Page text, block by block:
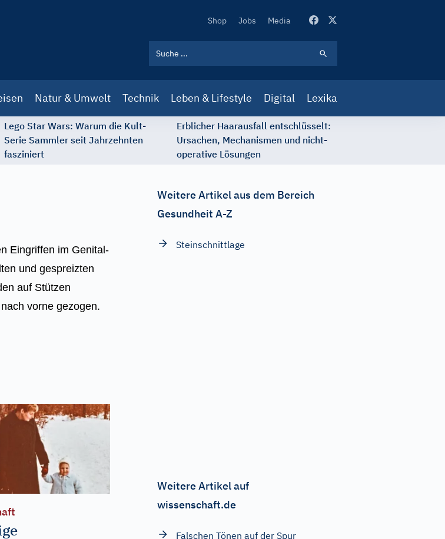
Secondary
Shop Jobs Media
Natur & Umwelt Technik Leben & Lifestyle Digital Lexika
Lego Star Wars: Warum die Kult-
Serie Sammler seit Jahrzehnten
fasziniert
Erblicher Haarausfall entschlüsselt:
Ursachen, Mechanismen und nicht-
operative Lösungen
Eingriffen im Genital-
und gespreizten
auf Stützen
vorne gezogen.
Weitere Artikel aus dem Bereich
Gesundheit A-Z
Steinschnittlage
Weitere Artikel auf
wissenschaft.de
Falschen Tönen auf der Spur